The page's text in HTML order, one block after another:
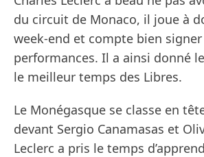
du circuit de Monaco, il joue à
week-end et compte bien
performances. Il a ainsi donné
le meilleur temps des Libres.
Le Monégasque se classe en
devant Sergio Canamasas et
Leclerc a pris le temps